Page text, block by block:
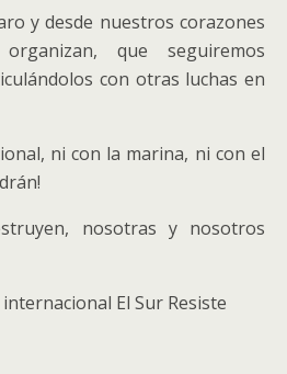
y desde nuestros corazones
que seguiremos
con otras luchas en
ni con la marina, ni con el
nosotras y nosotros
El Sur Resiste